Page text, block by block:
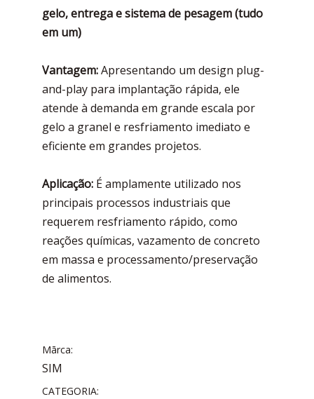
gelo, entrega e sistema de pesagem (tudo
em um)
Vantagem:Apresentando um design plug-
and-play para implantação rápida, ele
atende à demanda em grande escala por
gelo a granel e resfriamento imediato e
eficiente em grandes projetos.
Aplicação: É amplamente utilizado nos
principais processos industriais que
requerem resfriamento rápido, como
reações químicas, vazamento de concreto
em massa e processamento/preservação
de alimentos.
Mārca:
SIM
CATEGORIA: